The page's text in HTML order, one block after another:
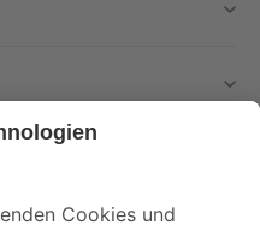
Aktionen mehr verpassen!